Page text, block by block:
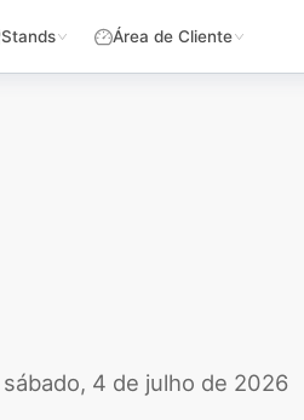
Stands Área de Cliente
sábado, 4 de julho de 2026